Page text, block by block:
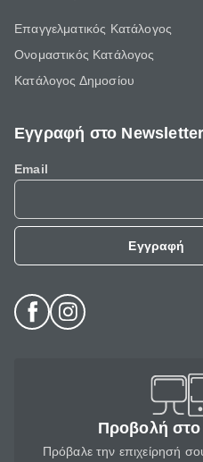
Επαγγελματικός Κατάλογος
Ονομαστικός Κατάλογος
Κατάλογος Δημοσίου
Εγγραφή στο Newsletter
Email
Εγγραφή
Προβολή
Πρόβαλε την επιχείρησή